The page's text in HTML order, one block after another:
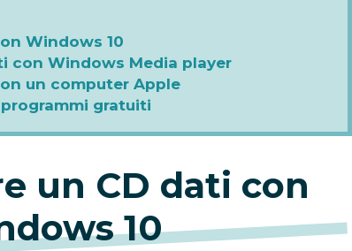
Windows 10
con Windows Media player
un computer Apple
gratuiti
un CD dati con
10